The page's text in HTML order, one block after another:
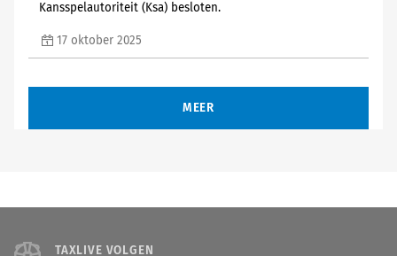
Kansspelautoriteit (Ksa) besloten.
17 oktober 2025
MEER
TAXLIVE VOLGEN